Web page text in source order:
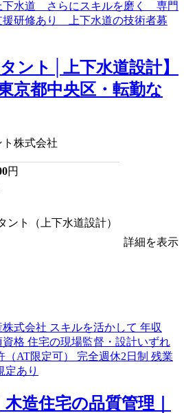
ント│上下水道設計】
京都中央区・転勤な
株式会社
円
ント（上下水道設計）
詳細を表示
造住宅の品質管理｜